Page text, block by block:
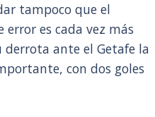
tampoco que el
es cada vez más
derrota ante el Getafe la
con dos goles